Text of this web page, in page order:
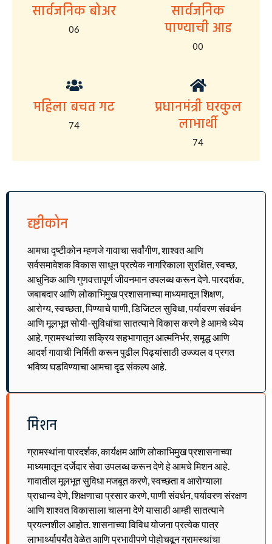
सार्वजनिक बोअर
06
सार्वजनिक
पाण्याची आड
00
महिला बचत गट
74
प्रधानमंत्री घरकुल
लाभार्थी
74
दृष्टीकोन
आमचा दृष्टीकोन म्हणजे गावाचा सर्वांगीण, शाश्वत आणि
सर्वसमावेशक विकास साधून प्रत्येक नागरिकाला सुरक्षित, स्वच्छ,
आधुनिक आणि गुणवत्तापूर्ण जीवनमान उपलब्ध करून देणे. पारदर्शक,
जबाबदार आणि लोकाभिमुख प्रशासनाच्या माध्यमातून शिक्षण,
आरोग्य, स्वच्छता, पिण्याचे पाणी, डिजिटल सुविधा, पर्यावरण संवर्धन
आणि मूलभूत सोयी-सुविधांचा सातत्याने विकास करणे हे आमचे ध्येय
आहे. ग्रामस्थांच्या सक्रिय सहभागातून आत्मनिर्भर, समृद्ध आणि
आदर्श गावाची निर्मिती करून पुढील पिढ्यांसाठी उज्ज्वल व प्रगत
भविष्य घडविण्याचा आमचा दृढ संकल्प आहे.
मिशन
ग्रामस्थांना पारदर्शक, कार्यक्षम आणि लोकाभिमुख प्रशासनाच्या
माध्यमातून दर्जेदार सेवा उपलब्ध करून देणे हे आमचे मिशन आहे.
गावातील मूलभूत सुविधा मजबूत करणे, स्वच्छता व आरोग्याला
प्राधान्य देणे, शिक्षणाचा प्रसार करणे, पाणी संवर्धन, पर्यावरण संरक्षण
आणि शाश्वत विकासाला चालना देणे यासाठी आम्ही सातत्याने
प्रयत्नशील आहोत. शासनाच्या विविध योजना प्रत्येक पात्र
लाभार्थ्यापर्यंत वेळेत आणि प्रभावीपणे पोहोचवून ग्रामस्थांचा